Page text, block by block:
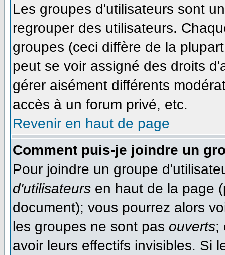
Les groupes d'utilisateurs sont
regrouper des utilisateurs.
groupes (ceci diffère de la
peut se voir assigné des droits
gérer aisément différents
accès à un forum privé, etc.
Revenir en haut de page
Comment puis-je joindre un
Pour joindre un groupe
d'utilisateurs en haut de la page
document); vous pourrez alors
les groupes ne sont pas ouverts;
avoir leurs effectifs invisibles. Si